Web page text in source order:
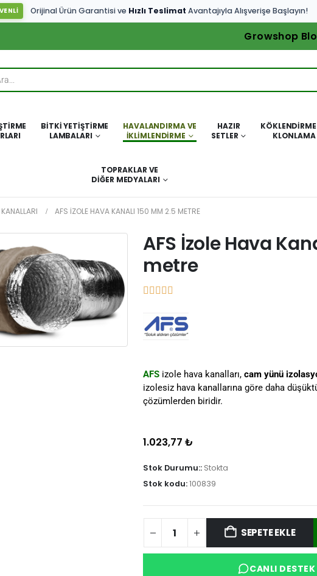
Orijinal Ürün Garantisi ve Hızlı Teslimat Avantajıyla Alışverişe Başlayın!
Growshop
BITKI YETIŞTIRME
LAMBALARI
HAVALANDIRMA VE
İKLIMLENDIRME
HAZIR
SETLER
KLONLAMA
TOPRAKLAR VE
DIĞER MEDYALARI
AFS İZOLE HAVA KANALI 150 MM 2.5 METRE
AFS İzole Hava
metre
AFS izole hava kanalları, cam yünü
izolesiz hava kanallarına göre daha
çözümlerden biridir.
1.023,77 ₺
Stok Durumu:: Stokta
Stok kodu:100839
SEPETE EKLE
CANLI